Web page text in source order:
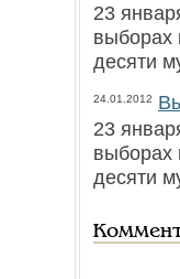
23
выборах
десяти
24.01.2012
23
выборах
десяти